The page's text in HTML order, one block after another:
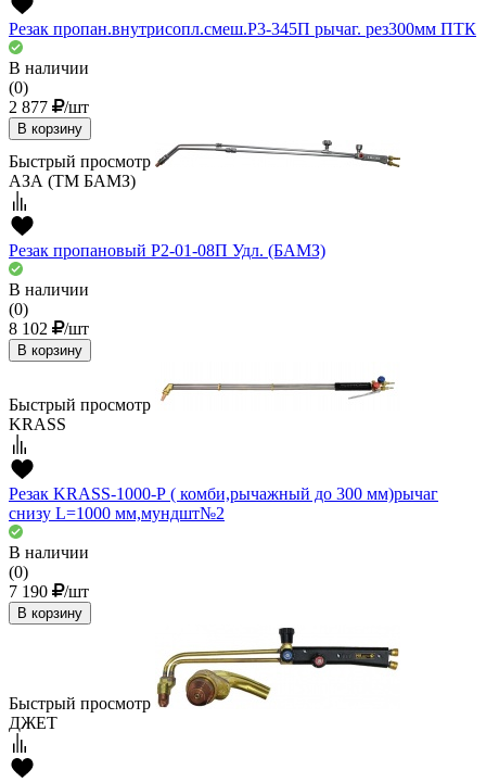
Резак пропан.внутрисопл.смеш.Р3-345П рычаг. рез300мм ПТК
В наличии
(0)
2 877
/шт
В корзину
Быстрый просмотр
АЗА (ТМ БАМЗ)
Резак пропановый Р2-01-08П Удл. (БАМЗ)
В наличии
(0)
8 102
/шт
В корзину
Быстрый просмотр
KRASS
Резак KRASS-1000-Р ( комби,рычажный до 300 мм)рычаг
снизу L=1000 мм,мундшт№2
В наличии
(0)
7 190
/шт
В корзину
Быстрый просмотр
ДЖЕТ